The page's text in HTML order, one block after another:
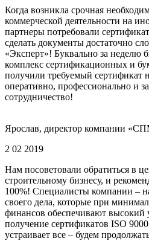
Когда возникла срочная
коммерческой деятельности на
партнеры потребовали
сделать документы достаточно
«Эксперт»! Буквально за неделю
комплекс сертификационных и
получили требуемый сертификат
оперативно, профессионально и
сотрудничество!
Ярослав, директор компании
2 02 2019
Нам посоветовали обратиться в
строительному бизнесу, и
100%! Специалисты компании –
своего дела, которые при
финансов обеспечивают высокий
получение сертификатов ISO
устраивает все – будем